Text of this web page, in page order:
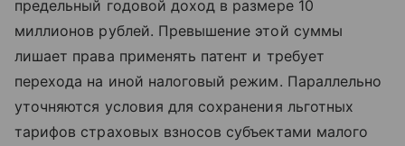
предельный годовой доход в размере 10
миллионов рублей. Превышение этой суммы
лишает права применять патент и требует
перехода на иной налоговый режим. Параллельно
уточняются условия для сохранения льготных
тарифов страховых взносов субъектами малого